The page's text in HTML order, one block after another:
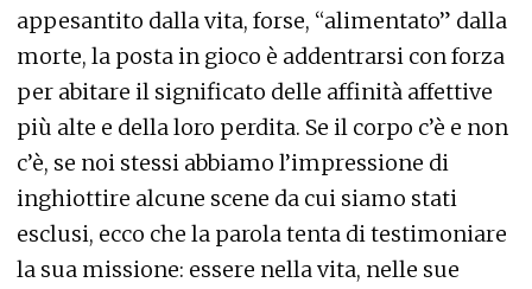
appesantito dalla vita, forse, “alimentato” dalla
morte, la posta in gioco è addentrarsi con forza
per abitare il significato delle affinità affettive
più alte e della loro perdita. Se il corpo c’è e non
c’è, se noi stessi abbiamo l’impressione di
inghiottire alcune scene da cui siamo stati
esclusi, ecco che la parola tenta di testimoniare
la sua missione: essere nella vita, nelle sue